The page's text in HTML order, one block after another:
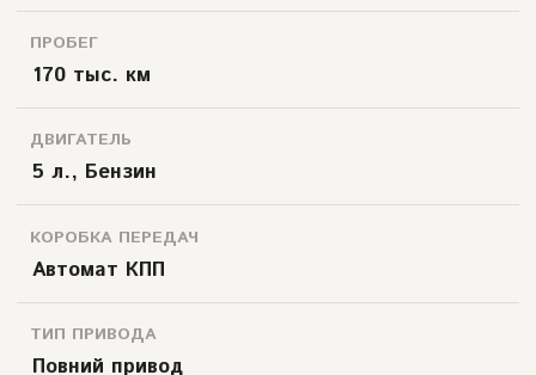
ПРОБЕГ
170 тыс. км
ДВИГАТЕЛЬ
5 л., Бензин
КОРОБКА ПЕРЕДАЧ
Автомат КПП
ТИП ПРИВОДА
Повний привод